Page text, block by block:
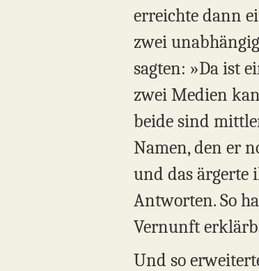
erreichte dann
zwei
sagten: »Da ist
zwei Medien
beide sind
Namen, den er
und das ärgerte
Antworten. So
Vernunft
Und so